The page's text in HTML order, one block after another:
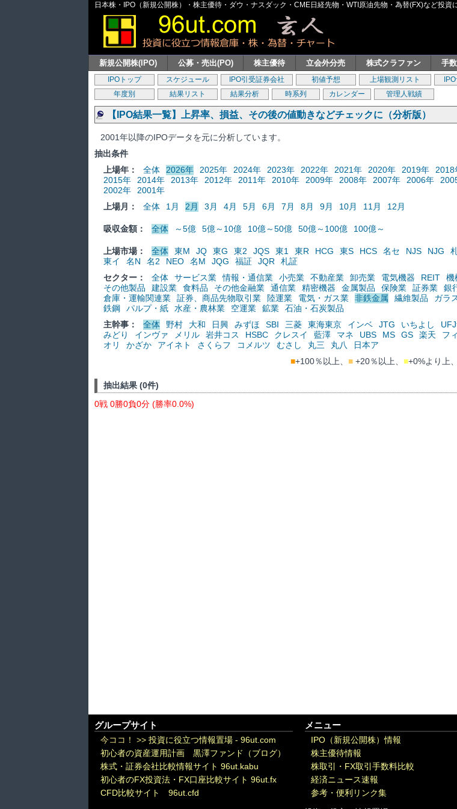
日本株・IPO（新規公開株）・株主優待・ダウ・ナスダック・CME日経先物・WTI原油先物・為替(FX)など投
新規公開株(IPO) 公募・売出(PO) 株主優待 立会外分売 株式クラファン 手
IPOトップ スケジュール IPO引受証券会社 初値予想 上場観測リスト
年度別
結果リスト 結果分析 時系列 カレンダー 管理人戦績
【IPO結果一覧】上昇率、損益、その後の値動きなどチェックに（分析版）
2001年以降のIPOデータを元に分析しています。
抽出条件
上場年：
全体 2026年 2025年 2024年 2023年 2022年 2021年 2020年 2019年 2018
2015年
2014年 2013年 2012年 2011年 2010年 2009年 2008年 2007年 2006年
2002年
2001年
上場月：
全体 1月 2月 3月 4月 5月 6月 7月 8月 9月 10月 11月 12月
吸収金額： 全体 ～5億 5億～10億 10億～50億 50億～100億 100億～
上場市場： 全体 東M JQ 東G 東2 JQS 東1 東R HCG 東S HCS 名セ NJS NJG
東イ
名N 名2 NEO 名M JQG 福証 JQR
札証
セクター：
全体 サービス業 情報・通信業 小売業 不動産業 卸売業 電気機器 REIT 機
その他製品
建設業 食料品 その他金融業 通信業 精密機器 金属製品 保険業 証券業 銀
倉庫・運輸関連業
証券、商品先物取引業 陸運業 電気・ガス業 非鉄金属 繊維製品 ガラ
鉄鋼
パルプ・紙 水産・農林業 空運業 鉱業
石油・石炭製品
主幹事：
全体 野村 大和 日興 みずほ SBI 三菱 東海東京 インベ JTG いちよし
みどり
インヴァ メリル 岩井コス HSBC クレスイ 藍澤 マネ UBS MS GS 楽天 フ
オリ
かざか アイネト さくらフ コメルツ むさし 丸三 丸八
日本ア
■+100％以上、 ■+20％以上、 ■+0%より上、
抽出結果 (0件)
0戦 0勝0負0分 (勝率0.0%)
グループサイト
今ココ！ >> 投資に役立つ情報置場 - 96ut.com
初心者の資産運用計画 黒澤ファンド（ブログ）
株式・証券会社比較情報サイト 96ut.kabu
初心者のFX投資法・FX口座比較サイト 96ut.fx
CFD比較サイト 96ut.cfd
メニュー
IPO（新規公開株）情報
株主優待情報
株取引・FX取引手数料比較
経済ニュース速報
参考・便利リンク集